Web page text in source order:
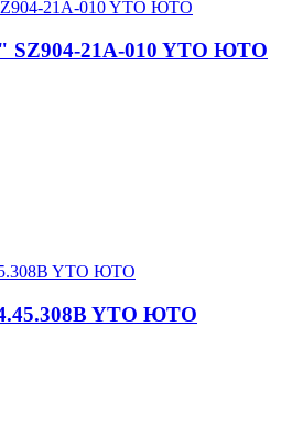
SZ904-21A-010 YTO ЮТО
YTO ЮТО